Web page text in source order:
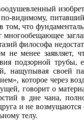
видимому,
том, что
многообещающее
философа
не менее заявляет,
подзорной трубы,
нащупывая своей
которое через
говорит о
в дне чана,
и не возмущаются
телу.